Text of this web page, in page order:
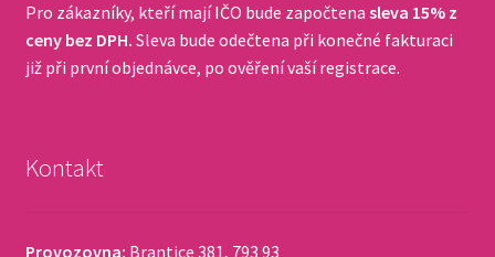
Pro zákazníky, kteří mají IČO bude započtena sleva 15% z
ceny bez DPH. Sleva bude odečtena při konečné fakturaci
již při první objednávce, po ověření vaší registrace.
Kontakt
Provozovna: Brantice 381, 793 93